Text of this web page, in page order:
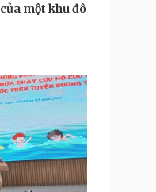
một khu đô